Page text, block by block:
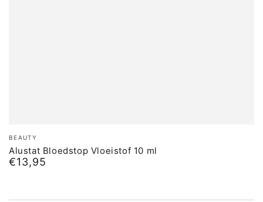
Merk:
BEAUTY
Alustat Bloedstop Vloeistof 10 ml
Normale
€13,95